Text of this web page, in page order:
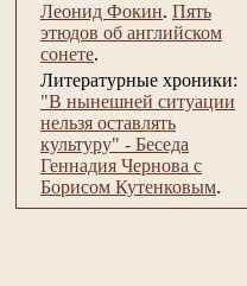
Леонид Фокин. Пять
этюдов об английском
сонете.
Литературные хроники:
"В нынешней ситуации
нельзя оставлять
культуру" - Беседа
Геннадия Чернова с
Борисом Кутенковым.